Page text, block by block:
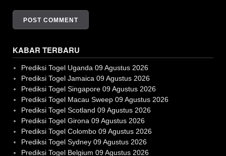
KABAR TERBARU
Prediksi Togel Uganda 09 Agustus 2026
Prediksi Togel Jamaica 09 Agustus 2026
Prediksi Togel Singapore 09 Agustus 2026
Prediksi Togel Macau Sweep 09 Agustus 2026
Prediksi Togel Scotland 09 Agustus 2026
Prediksi Togel Girona 09 Agustus 2026
Prediksi Togel Colombo 09 Agustus 2026
Prediksi Togel Sydney 09 Agustus 2026
Prediksi Togel Belgium 09 Agustus 2026